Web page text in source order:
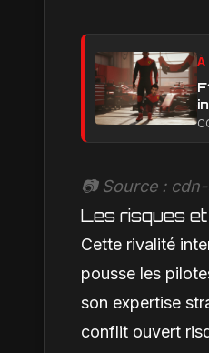
À
📷 Source :
Les risques
Cette rivalité
pousse les
son expertise
conflit ouvert